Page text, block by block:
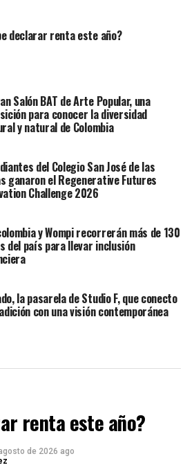
declarar renta este año?
Salón BAT de Arte Popular, una
para conocer la diversidad
y natural de Colombia
del Colegio San José de las
ganaron el Regenerative Futures
Challenge 2026
y Wompi recorrerán más de 130
del país para llevar inclusión
la pasarela de Studio F, que conecto
con una visión contemporánea
renta este año?
de 2026 ago